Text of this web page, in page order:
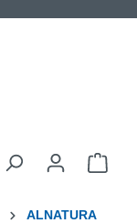
ALNATURA